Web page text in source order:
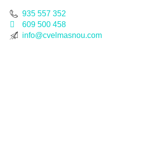
935 557 352
609 500 458
info@cvelmasnou.com